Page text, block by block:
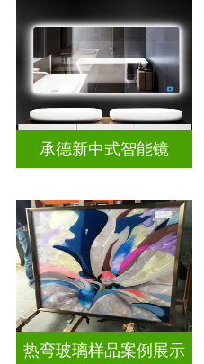
承德新中式智能镜
热弯玻璃样品案例展示